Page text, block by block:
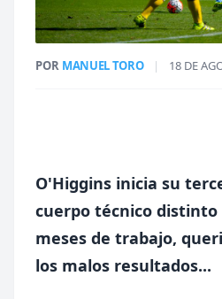
POR MANUEL TORO | 18 DE
O'Higgins inicia su
cuerpo técnico distinto
meses de trabajo,
los malos resultados...